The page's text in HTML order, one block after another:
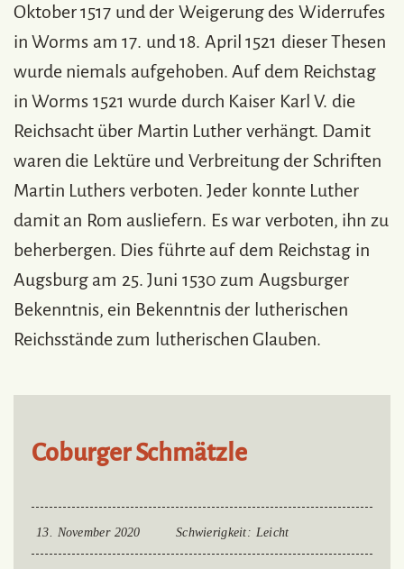
Oktober 1517 und der Weigerung des Widerrufes
in Worms am 17. und 18. April 1521 dieser Thesen
wurde niemals aufgehoben. Auf dem Reichstag
in Worms 1521 wurde durch Kaiser Karl V. die
Reichsacht über Martin Luther verhängt. Damit
waren die Lektüre und Verbreitung der Schriften
Martin Luthers verboten. Jeder konnte Luther
damit an Rom ausliefern. Es war verboten, ihn zu
beherbergen. Dies führte auf dem Reichstag in
Augsburg am 25. Juni 1530 zum Augsburger
Bekenntnis, ein Bekenntnis der lutherischen
Reichsstände zum lutherischen Glauben.
Coburger Schmätzle
13. November 2020 Schwierigkeit : Leicht